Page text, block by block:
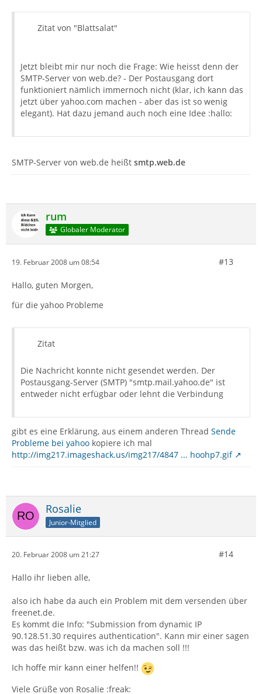
Zitat von "Blattsalat"
Jetzt bleibt mir nur noch die Frage: Wie heisst denn der
SMTP-Server von web.de? - Der Postausgang dort
funktioniert nämlich immernoch nicht (klar, ich kann das
jetzt über yahoo.com machen - aber das ist so wenig
elegant). Hat dazu jemand auch noch eine Idee :hallo:
SMTP-Server von web.de heißt smtp.web.de
rum
Globaler Moderator
19. Februar 2008 um 08:54 #13
Hallo, guten Morgen,
für die yahoo Probleme
Zitat
Die Nachricht konnte nicht gesendet werden. Der
Postausgang-Server (SMTP) "smtp.mail.yahoo.de" ist
entweder nicht erfügbar oder lehnt die Verbindung
gibt es eine Erklärung, aus einem anderen Thread Sende
Probleme bei yahoo kopiere ich mal
http://img217.imageshack.us/img217/4847 ... hoohp7.gif
Rosalie
Junior-Mitglied
20. Februar 2008 um 21:27 #14
Hallo ihr lieben alle,
also ich habe da auch ein Problem mit dem versenden über
freenet.de.
Es kommt die Info: "Submission from dynamic IP
90.128.51.30 requires authentication". Kann mir einer sagen
was das heißt bzw. was ich da machen soll !!!
Ich hoffe mir kann einer helfen!!
Viele Grüße von Rosalie :freak: